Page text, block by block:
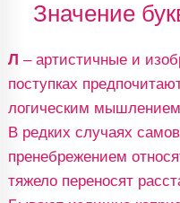
Значение
Л – артистичные и
поступках
логическим
В редких случаях
пренебрежением
тяжело переносят